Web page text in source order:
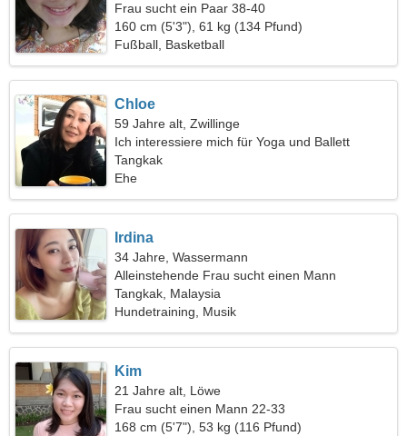
Frau sucht ein Paar 38-40
160 cm (5'3"), 61 kg (134 Pfund)
Fußball, Basketball
Chloe
59 Jahre alt, Zwillinge
Ich interessiere mich für Yoga und Ballett
Tangkak
Ehe
Irdina
34 Jahre, Wassermann
Alleinstehende Frau sucht einen Mann
Tangkak, Malaysia
Hundetraining, Musik
Kim
21 Jahre alt, Löwe
Frau sucht einen Mann 22-33
168 cm (5'7"), 53 kg (116 Pfund)